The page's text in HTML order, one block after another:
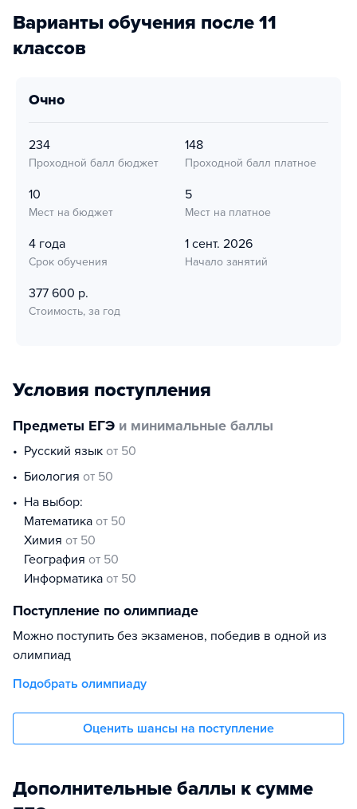
Варианты обучения после 11
классов
очно
234
Проходной балл бюджет
148
Проходной балл платное
10
Мест на бюджет
5
Мест на платное
4 года
Срок обучения
1 сент. 2026
Начало занятий
377 600 р.
Стоимость, за год
Условия поступления
Предметы ЕГЭ и минимальные баллы
русский язык от 50
биология от 50
На выбор:
математика от 50
химия от 50
география от 50
информатика от 50
Поступление по олимпиаде
Можно поступить без экзаменов, победив в одной из
олимпиад
Подобрать олимпиаду
Оценить шансы на поступление
Дополнительные баллы к сумме